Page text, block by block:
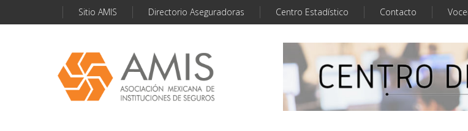
Sitio AMIS Directorio Aseguradoras Centro Estadístico Contacto